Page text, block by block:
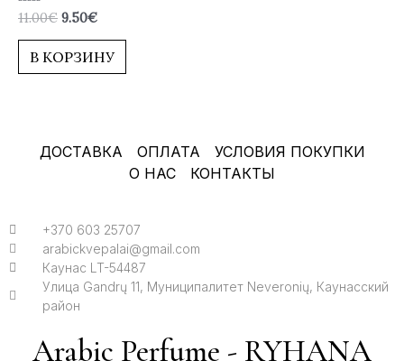
Оценка
из
11.00€ 9.50€
В КОРЗИНУ
ДОСТАВКА ОПЛАТА
УСЛОВИЯ ПОКУПКИ
О НАС
КОНТАКТЫ
+370 603 25707
arabickvepalai@gmail.com
Каунас LT-54487
Улица Gandrų 11, Муниципалитет Neveronių, Каунасский
район
Arabic Perfume - RYHANA